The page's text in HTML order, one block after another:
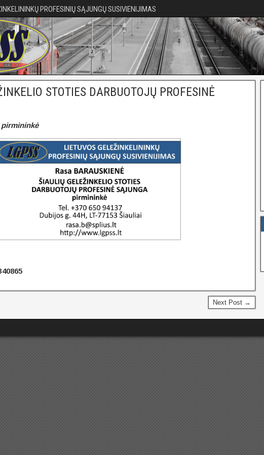
PROFESINIŲ SĄJUNGŲ SUSIVIENIJIMAS
STOTIES DARBUOTOJŲ PROFESINĖ
irmininkė
Next Post →